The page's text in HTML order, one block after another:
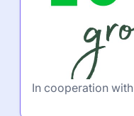
In cooperation with